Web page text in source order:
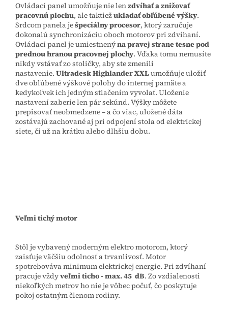
Ovládací panel umožňuje nie lenzdvíhať a znižovať
pracovnú plochu, ale taktiežukladať obľúbené výšky.
Srdcom panela ješpeciálny procesor, ktorý zaručuje
dokonalú synchronizáciu oboch motorov pri zdvíhaní.
Ovládací panel je umiestnenýna pravej strane tesne pod
prednou hranou pracovnej plochy. Vďaka tomu nemusíte
nikdy vstávať zo stoličky, aby ste zmenili
nastavenie. Ultradesk Highlander XXLumožňuje uložiť
dve obľúbené výškové polohy do internej pamäte a
kedykoľvek ich jedným stlačením vyvolať. Uloženie
nastavení zaberie len pár sekúnd. Výšky môžete
prepisovať neobmedzene – a čo viac, uložené dáta
zostávajú zachované aj pri odpojení stola od elektrickej
siete, či už na krátku alebo dlhšiu dobu.
Veľmi tichý motor
Stôl je vybavený moderným elektro motorom, ktorý
zaisťuje väčšiu odolnosť a trvanlivosť. Motor
spotrebováva minimum elektrickej energie. Pri zdvíhaní
pracuje vždyveľmi ticho - max. 45 dB. Zo vzdialenosti
niekoľkých metrov ho nie je vôbec počuť, čo poskytuje
pokoj ostatným členom rodiny.